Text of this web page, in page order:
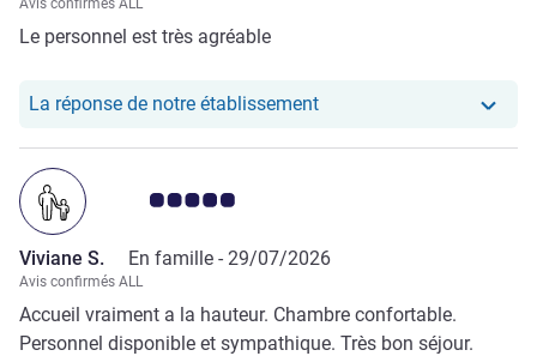
Avis confirmés ALL
Le personnel est très agréable
La réponse de notre établissementNotre hôtel a repondu au
Note Avis clients 5.0/5
Viviane S. En famille - 29/07/2026
Avis confirmés ALL
Accueil vraiment a la hauteur. Chambre confortable.
Personnel disponible et sympathique. Très bon séjour.